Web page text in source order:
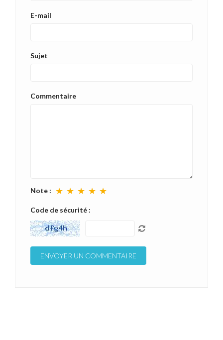
E-mail
Sujet
Commentaire
Note : ★ ★ ★ ★ ★
Code de sécurité :